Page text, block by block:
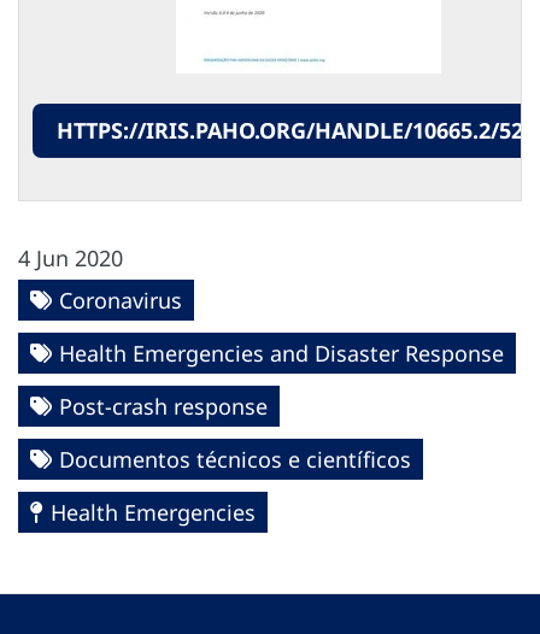
HTTPS://IRIS.PAHO.ORG/HANDLE/10665.2/
4 Jun 2020
Coronavirus
Health Emergencies and Disaster Response
Post-crash response
Documentos técnicos e científicos
Health Emergencies